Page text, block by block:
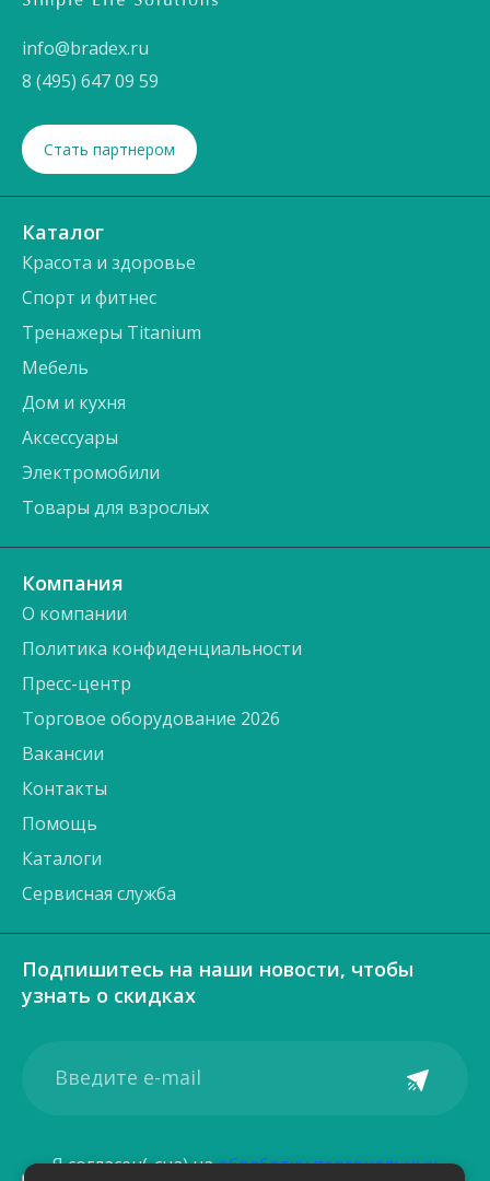
info@bradex.ru
8 (495) 647 09 59
Стать партнером
Каталог
Красота и здоровье
Спорт и фитнес
Тренажеры Titanium
Мебель
Дом и кухня
Аксессуары
Электромобили
Товары для взрослых
Компания
О компании
Политика конфиденциальности
Пресс-центр
Торговое оборудование 2026
Вакансии
Контакты
Помощь
Каталоги
Сервисная служба
Подпишитесь на наши новости, чтобы
узнать о скидках
Я согласен(-сна) наобработку персональных